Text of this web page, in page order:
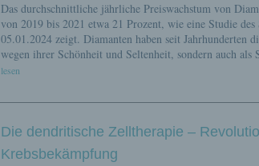
Das durchschnittliche jährliche Preiswachstum von
von 2019 bis 2021 etwa 21 Prozent, wie eine Studie
05.01.2024 zeigt. Diamanten haben seit Jahrhunderten
wegen ihrer Schönheit und Seltenheit, sondern auch als
lesen
Die dendritische Zelltherapie –
Krebsbekämpfung